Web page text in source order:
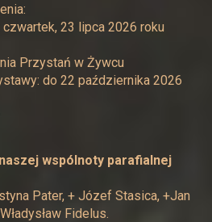
23 lipca 2026 roku
Przystań w Żywcu
do 22 października 2026
wspólnoty parafialnej
Pater, + Józef Stasica, +Jan
Fidelus.